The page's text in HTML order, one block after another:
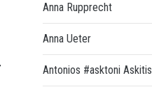
Anna Rupprecht
Anna Ueter
Antonios #asktoni Askitis